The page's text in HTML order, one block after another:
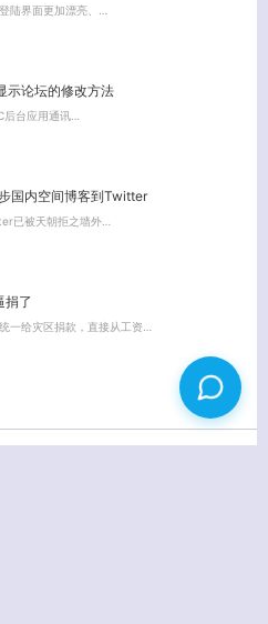
陆界面更加漂亮、…
示论坛的修改方法
台应用通讯…
国内空间博客到Twitter
已被天朝拒之墙外…
捐了
一给灾区捐款，直接从工资…